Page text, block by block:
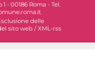
- 00186 Roma - Tel.
delle
sito web /XML-rss